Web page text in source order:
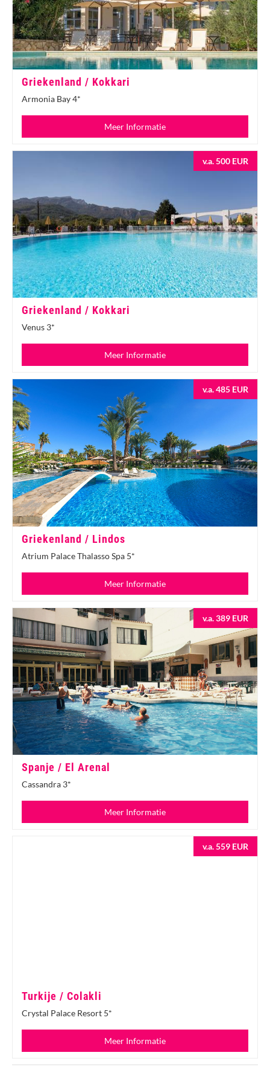
Griekenland / Kokkari
Armonia Bay 4*
Meer Informatie
v.a. 500 EUR
Griekenland / Kokkari
Venus 3*
Meer Informatie
v.a. 485 EUR
Griekenland / Lindos
Atrium Palace Thalasso Spa 5*
Meer Informatie
v.a. 389 EUR
Spanje / El Arenal
Cassandra 3*
Meer Informatie
v.a. 559 EUR
Turkije / Colakli
Crystal Palace Resort 5*
Meer Informatie